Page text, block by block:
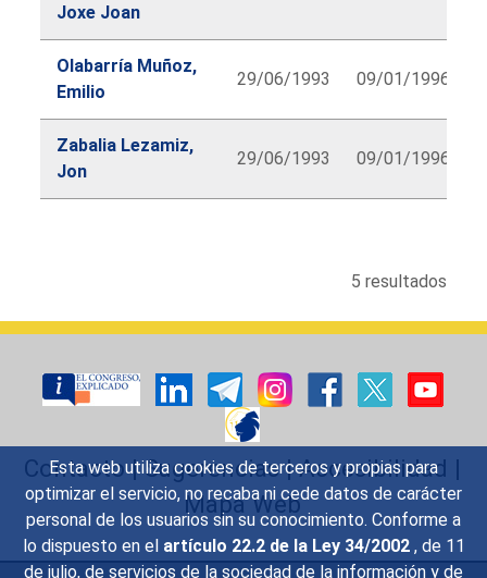
Esta web utiliza cookies de terceros y propias para
optimizar el servicio, no recaba ni cede datos de carácter
personal de los usuarios sin su conocimiento. Conforme a
lo dispuesto en el artículo 22.2 de la Ley 34/2002 , de 11
de julio, de servicios de la sociedad de la información y de
Joxe Joan
Olabarría Muñoz,
Emilio
29/06/1993 09/01/1996
Zabalia Lezamiz,
Jon
29/06/1993 09/01/1996
5 resultados
Contacto|Sugerencias|Accesibilidad |
Mapa Web